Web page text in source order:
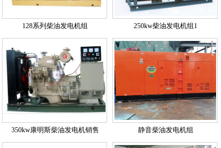
128系列柴油发电机组 250kw柴油发电机组1
350kw康明斯柴油发电机销售 静音柴油发电机组